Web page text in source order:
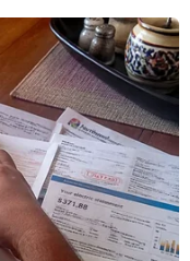
Nha tiến hành
trao đổi kinh
như giúp tăng
tác giữa hải quân